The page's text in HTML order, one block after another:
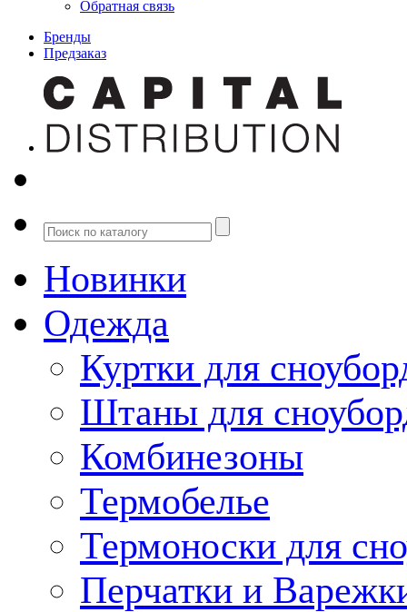
Обратная связь
Бренды
Предзаказ
Новинки
Одежда
Куртки для
Штаны для
Комбинезоны
Термобелье
Термоноски для
Перчатки и